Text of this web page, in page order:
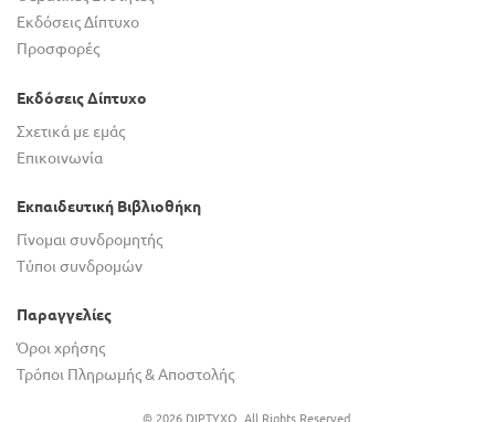
Εκδόσεις Δίπτυχο
Προσφορές
Εκδόσεις Δίπτυχο
Σχετικά με εμάς
Επικοινωνία
Εκπαιδευτική Βιβλιοθήκη
Γίνομαι συνδρομητής
Τύποι συνδρομών
Παραγγελίες
Όροι χρήσης
Τρόποι Πληρωμής & Αποστολής
© 2026 DIPTYXO. All Rights Reserved.